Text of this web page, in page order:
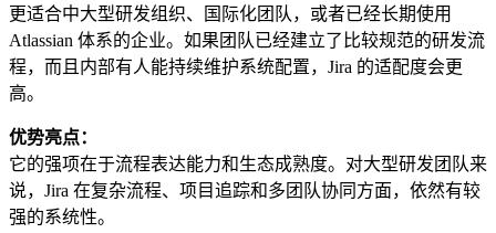
更适合中大型研发组织、国际化团队，或者已经长期使用
Atlassian 体系的企业。如果团队已经建立了比较规范的研发流
程，而且内部有人能持续维护系统配置，Jira 的适配度会更
高。
优势亮点：
它的强项在于流程表达能力和生态成熟度。对大型研发团队来
说，Jira 在复杂流程、项目追踪和多团队协同方面，依然有较
强的系统性。